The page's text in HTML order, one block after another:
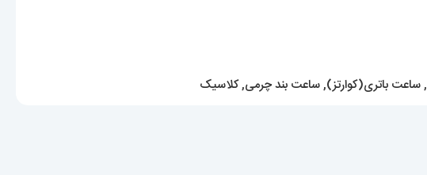
,ساعت باتری(کوارتز),ساعت بند چرمی,کلاسیک